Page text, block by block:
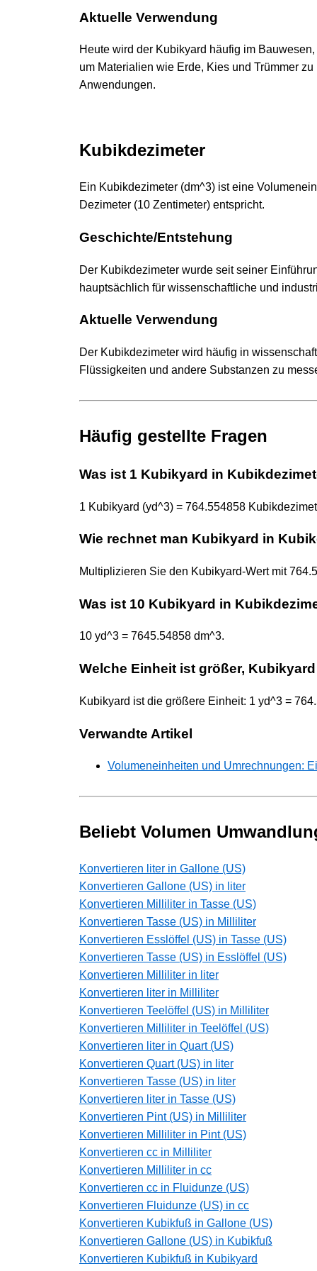
Aktuelle Verwendung
Heute wird der Kubikyard häufig im
um Materialien wie Erde, Kies und Trümmer
Anwendungen.
Kubikdezimeter
Ein Kubikdezimeter (dm^3) ist eine
Dezimeter (10 Zentimeter) entspricht.
Geschichte/Entstehung
Der Kubikdezimeter wurde seit seiner
hauptsächlich für wissenschaftliche und
Aktuelle Verwendung
Der Kubikdezimeter wird häufig in
Flüssigkeiten und andere Substanzen zu
Häufig gestellte Fragen
Was ist 1 Kubikyard in
1 Kubikyard (yd^3) = 764.554858
Wie rechnet man Kubikyard in
Multiplizieren Sie den Kubikyard-Wert mit
Was ist 10 Kubikyard in
10 yd^3 = 7645.54858 dm^3.
Welche Einheit ist größer,
Kubikyard ist die größere Einheit: 1 yd^3 =
Verwandte Artikel
Volumeneinheiten und Umrechnungen:
Beliebt Volumen
Konvertieren liter in Gallone (US)
Konvertieren Gallone (US) in liter
Konvertieren Milliliter in Tasse (US)
Konvertieren Tasse (US) in Milliliter
Konvertieren Esslöffel (US) in Tasse (US)
Konvertieren Tasse (US) in Esslöffel (US)
Konvertieren Milliliter in liter
Konvertieren liter in Milliliter
Konvertieren Teelöffel (US) in Milliliter
Konvertieren Milliliter in Teelöffel (US)
Konvertieren liter in Quart (US)
Konvertieren Quart (US) in liter
Konvertieren Tasse (US) in liter
Konvertieren liter in Tasse (US)
Konvertieren Pint (US) in Milliliter
Konvertieren Milliliter in Pint (US)
Konvertieren cc in Milliliter
Konvertieren Milliliter in cc
Konvertieren cc in Fluidunze (US)
Konvertieren Fluidunze (US) in cc
Konvertieren Kubikfuß in Gallone (US)
Konvertieren Gallone (US) in Kubikfuß
Konvertieren Kubikfuß in Kubikyard